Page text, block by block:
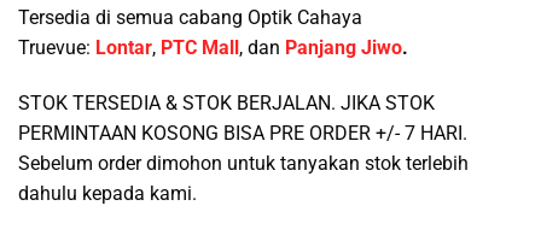
Tersedia di semua cabang Optik Cahaya
Truevue: Lontar, PTC Mall, dan Panjang Jiwo.
STOK TERSEDIA & STOK BERJALAN. JIKA STOK
PERMINTAAN KOSONG BISA PRE ORDER +/- 7 HARI.
Sebelum order dimohon untuk tanyakan stok terlebih
dahulu kepada kami.